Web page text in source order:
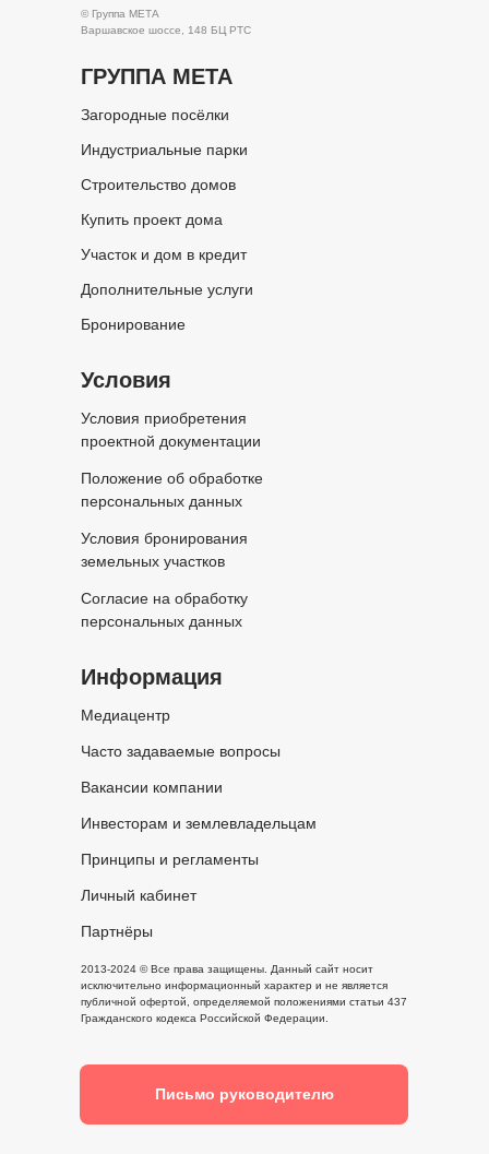
© Группа МЕТА
Варшавское шоссе, 148 БЦ РТС
2013-2024 © Все права защищены. Данный сайт носит
исключительно информационный характер и не является
публичной офертой, определяемой положениями статьи 437
Гражданского кодекса Российской Федерации.
ГРУППА МЕТА
Загородные посёлки
Индустриальные парки
Строительство домов
Купить проект дома
Участок и дом в кредит
Дополнительные услуги
Бронирование
Условия
Информация
Условия приобретения
проектной документации
Медиацентр
Положение об обработке
персональных данных
Часто задаваемые вопросы
Условия бронирования
земельных участков
Вакансии компании
Согласие на обработку
персональных данных
Инвесторам и землевладельцам
Принципы и регламенты
Личный кабинет
Письмо руководителю
Партнёры